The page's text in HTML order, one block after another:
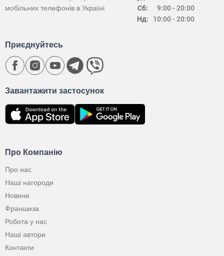
Сб:
Нд:
9:00 - 20:00
10:00 - 20:00
мобільних телефонів в Україні
Про Компанію
Про нас
Наші нагороди
Новини
Франшиза
Робота у нас
Наші автори
Контакти
Завантажити застосунок
Приєднуйтесь